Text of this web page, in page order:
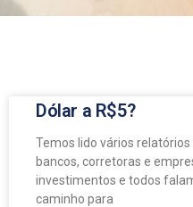
Dólar a R$5?
Temos lido vários
bancos, corretoras e
investimentos e todos
caminho para